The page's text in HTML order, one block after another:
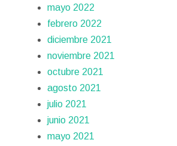
mayo 2022
febrero 2022
diciembre 2021
noviembre 2021
octubre 2021
agosto 2021
julio 2021
junio 2021
mayo 2021